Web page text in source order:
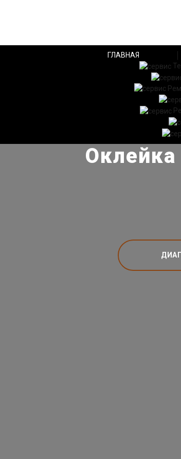
ГЛАВНАЯ